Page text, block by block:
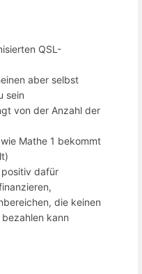
QSL-
aber selbst
sein
von der Anzahl der
Mathe 1 bekommt
positiv dafür
die keinen
kann